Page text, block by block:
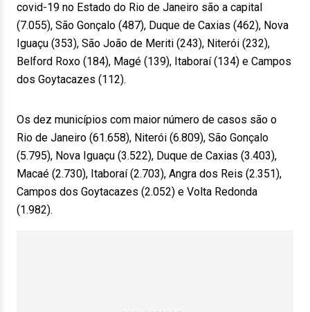
covid-19 no Estado do Rio de Janeiro são a capital
(7.055), São Gonçalo (487), Duque de Caxias (462), Nova
Iguaçu (353), São João de Meriti (243), Niterói (232),
Belford Roxo (184), Magé (139), Itaboraí (134) e Campos
dos Goytacazes (112).
Os dez municípios com maior número de casos são o
Rio de Janeiro (61.658), Niterói (6.809), São Gonçalo
(5.795), Nova Iguaçu (3.522), Duque de Caxias (3.403),
Macaé (2.730), Itaboraí (2.703), Angra dos Reis (2.351),
Campos dos Goytacazes (2.052) e Volta Redonda
(1.982).